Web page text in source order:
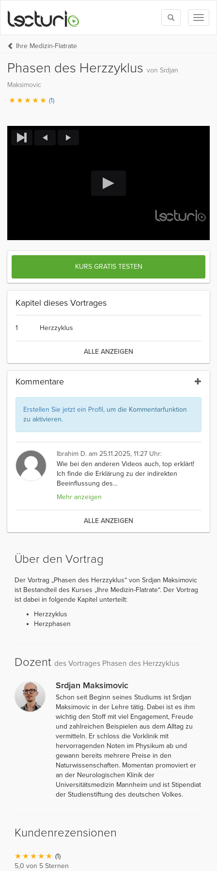
Toggle
search
Ihre Medizin-Flatrate
Phasen des Herzzyklus von Srdjan
Maksimovic
(1)
KURS GRATIS TESTEN
Kapitel dieses Vortrages
1 Herzzyklus
ALLE ANZEIGEN
Kommentare
Erstellen Sie jetzt ein Profil, um die Kommentarfunktion
zu aktivieren.
Ibrahim D. am 25.11.2025, 11:27 Uhr:
Wie bei den anderen Videos auch, top erklärt!
Ich finde die Erklärung zu der indirekten
Beeinflussung des…
Mehr anzeigen
ALLE ANZEIGEN
Über den Vortrag
Der Vortrag „Phasen des Herzzyklus“ von Srdjan Maksimovic
ist Bestandteil des Kurses „Ihre Medizin-Flatrate“. Der Vortrag
ist dabei in folgende Kapitel unterteilt:
Herzzyklus
Herzphasen
Dozent des Vortrages Phasen des Herzzyklus
Srdjan Maksimovic
Schon seit Beginn seines Studiums ist Srdjan
Maksimovic in der Lehre tätig. Dabei ist es ihm
wichtig den Stoff mit viel Engagement, Freude
und zahlreichen Beispielen aus dem Alltag zu
vermitteln. Er schloss die Vorklinik mit
hervorragenden Noten im Physikum ab und
gewann bereits mehrere Preise in den
Naturwissenschaften. Momentan promoviert er
an der Neurologischen Klinik der
Universitätsmedizin Mannheim und ist Stipendiat
der Studienstiftung des deutschen Volkes.
Kundenrezensionen
(1)
5,0 von 5 Sternen